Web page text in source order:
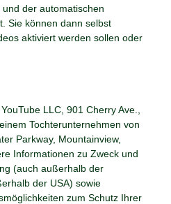
der automatischen
Sie können dann selbst
aktiviert werden sollen oder
LLC, 901 Cherry Ave.,
Tochterunternehmen von
Parkway, Mountainview,
Informationen zu Zweck und
(auch außerhalb der
der USA) sowie
zum Schutz Ihrer